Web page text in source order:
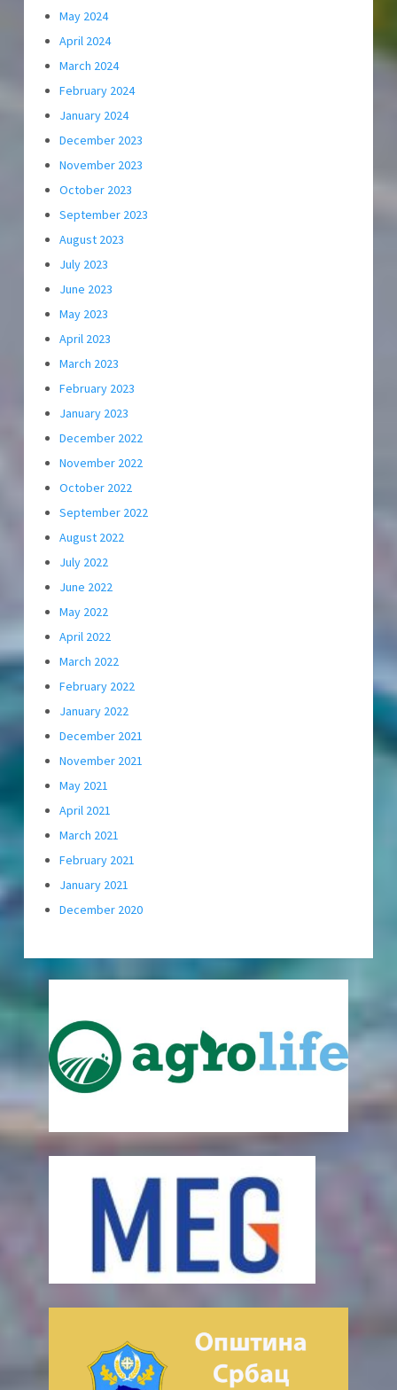
May 2024
April 2024
March 2024
February 2024
January 2024
December 2023
November 2023
October 2023
September 2023
August 2023
July 2023
June 2023
May 2023
April 2023
March 2023
February 2023
January 2023
December 2022
November 2022
October 2022
September 2022
August 2022
July 2022
June 2022
May 2022
April 2022
March 2022
February 2022
January 2022
December 2021
November 2021
May 2021
April 2021
March 2021
February 2021
January 2021
December 2020